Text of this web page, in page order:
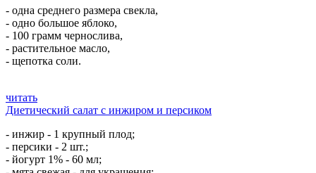
- одна среднего размера свекла,
- одно большое яблоко,
- 100 грамм чернослива,
- растительное масло,
- щепотка соли.
читать
Диетический салат с инжиром и персиком
- инжир - 1 крупный плод;
- персики - 2 шт.;
- йогурт 1% - 60 мл;